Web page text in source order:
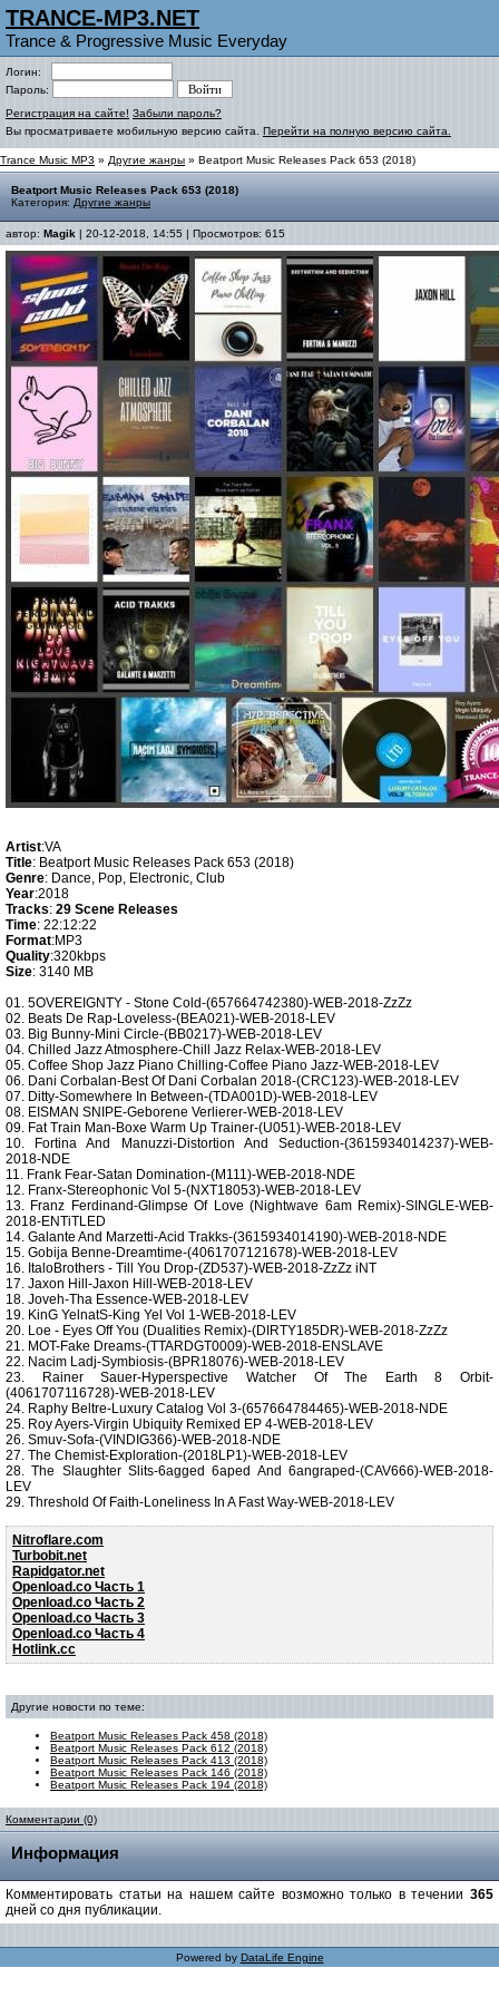
TRANCE-MP3.NET
Trance & Progressive Music Everyday
Логин:
Пароль:
Регистрация на сайте! Забыли пароль?
Вы просматриваете мобильную версию сайта. Перейти на полную версию сайта.
Trance Music MP3 » Другие жанры » Beatport Music Releases Pack 653 (2018)
Beatport Music Releases Pack 653 (2018)
Категория: Другие жанры
автор: Magik | 20-12-2018, 14:55 | Просмотров: 615
Artist:VA
Title: Beatport Music Releases Pack 653 (2018)
Genre: Dance, Pop, Electronic, Club
Year:2018
Tracks: 29 Scene Releases
Time: 22:12:22
Format:MP3
Quality:320kbps
Size: 3140 MB
01. 5OVEREIGNTY - Stone Cold-(657664742380)-WEB-2018-ZzZz
02. Beats De Rap-Loveless-(BEA021)-WEB-2018-LEV
03. Big Bunny-Mini Circle-(BB0217)-WEB-2018-LEV
04. Chilled Jazz Atmosphere-Chill Jazz Relax-WEB-2018-LEV
05. Coffee Shop Jazz Piano Chilling-Coffee Piano Jazz-WEB-2018-LEV
06. Dani Corbalan-Best Of Dani Corbalan 2018-(CRC123)-WEB-2018-LEV
07. Ditty-Somewhere In Between-(TDA001D)-WEB-2018-LEV
08. EISMAN SNIPE-Geborene Verlierer-WEB-2018-LEV
09. Fat Train Man-Boxe Warm Up Trainer-(U051)-WEB-2018-LEV
10. Fortina And Manuzzi-Distortion And Seduction-(3615934014237)-WEB-
2018-NDE
11. Frank Fear-Satan Domination-(M111)-WEB-2018-NDE
12. Franx-Stereophonic Vol 5-(NXT18053)-WEB-2018-LEV
13. Franz Ferdinand-Glimpse Of Love (Nightwave 6am Remix)-SINGLE-WEB-
2018-ENTiTLED
14. Galante And Marzetti-Acid Trakks-(3615934014190)-WEB-2018-NDE
15. Gobija Benne-Dreamtime-(4061707121678)-WEB-2018-LEV
16. ItaloBrothers - Till You Drop-(ZD537)-WEB-2018-ZzZz iNT
17. Jaxon Hill-Jaxon Hill-WEB-2018-LEV
18. Joveh-Tha Essence-WEB-2018-LEV
19. KinG YelnatS-King Yel Vol 1-WEB-2018-LEV
20. Loe - Eyes Off You (Dualities Remix)-(DIRTY185DR)-WEB-2018-ZzZz
21. MOT-Fake Dreams-(TTARDGT0009)-WEB-2018-ENSLAVE
22. Nacim Ladj-Symbiosis-(BPR18076)-WEB-2018-LEV
23. Rainer Sauer-Hyperspective Watcher Of The Earth 8 Orbit-
(4061707116728)-WEB-2018-LEV
24. Raphy Beltre-Luxury Catalog Vol 3-(657664784465)-WEB-2018-NDE
25. Roy Ayers-Virgin Ubiquity Remixed EP 4-WEB-2018-LEV
26. Smuv-Sofa-(VINDIG366)-WEB-2018-NDE
27. The Chemist-Exploration-(2018LP1)-WEB-2018-LEV
28. The Slaughter Slits-6agged 6aped And 6angraped-(CAV666)-WEB-2018-
LEV
29. Threshold Of Faith-Loneliness In A Fast Way-WEB-2018-LEV
Nitroflare.com
Turbobit.net
Rapidgator.net
Openload.co Часть 1
Openload.co Часть 2
Openload.co Часть 3
Openload.co Часть 4
Hotlink.cc
Другие новости по теме:
Beatport Music Releases Pack 458 (2018)
Beatport Music Releases Pack 612 (2018)
Beatport Music Releases Pack 413 (2018)
Beatport Music Releases Pack 146 (2018)
Beatport Music Releases Pack 194 (2018)
Комментарии (0)
Информация
Комментировать статьи на нашем сайте возможно только в течении 365
дней со дня публикации.
Powered by DataLife Engine